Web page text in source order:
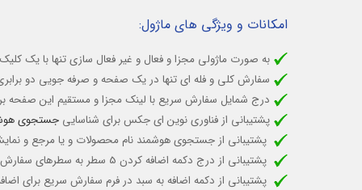
امکانات و ویژگی های ماژول:
به صورت ماژولی مجزا و فعال و غیر فعال سازی تنها با یک کلیک
سفارش کلی و فله ای تنها در یک صفحه و صرفه جویی دو
درج شمایل سفارش سریع با لینک مجزا و مستقیم این
پشتیبانی از فناوری نوین ای جکس برای شناسایی جستجوی
پشتیبانی از جستجوی هوشمند نام محصولات و یا مرجع و
پشتیبانی از درج دکمه اضافه کردن 5 سطر به سطرهای سفارش کلی با یک کلیک برای درج محصولات بیشتر به سبد
پشتیبانی از دکمه اضافه به سبد در فرم سفارش سریع برای